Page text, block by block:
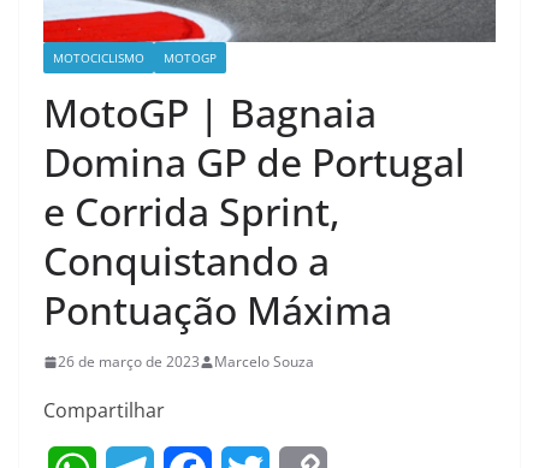
MOTOCICLISMO MOTOGP
MotoGP | Bagnaia
Domina GP de Portugal
e Corrida Sprint,
Conquistando a
Pontuação Máxima
26 de março de 2023 Marcelo Souza
Compartilhar